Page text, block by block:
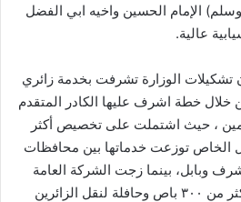
الإمام الحسين واخيه ابي الفضل
عالية.
الوزارة تشرفت بخدمة زائري
خلال خطة اشرف عليها الكادر المتقدم
، حيث اشتملت على تخصيص أكثر
الخاص توزعت خدماتها بين محافظات
وبابل، بينما زجت الشركة العامة
لنقل المسافرين والوفود بأكثر من ٣٠٠ باص وحافلة لنقل الزائرين